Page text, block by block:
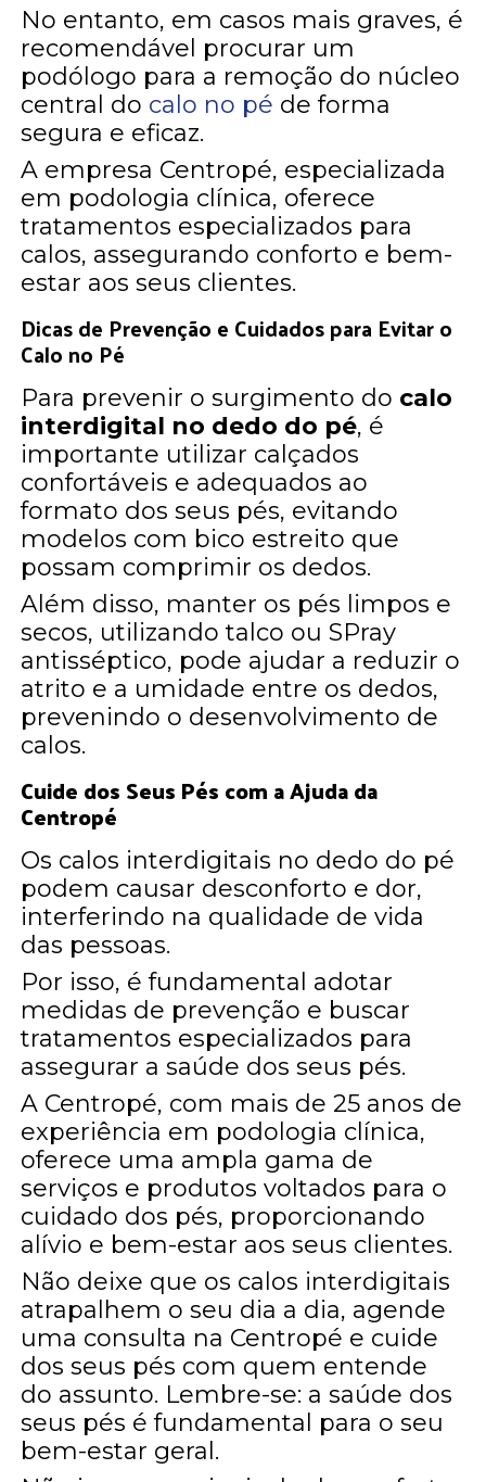
No entanto, em casos mais graves, é
recomendável procurar um
podólogo para a remoção do núcleo
central do calo no pé de forma
segura e eficaz.
A empresa Centropé, especializada
em podologia clínica, oferece
tratamentos especializados para
calos, assegurando conforto e bem-
estar aos seus clientes.
Dicas de Prevenção e Cuidados para Evitar o
Calo no Pé
Para prevenir o surgimento do calo
interdigital no dedo do pé, é
importante utilizar calçados
confortáveis e adequados ao
formato dos seus pés, evitando
modelos com bico estreito que
possam comprimir os dedos.
Além disso, manter os pés limpos e
secos, utilizando talco ou SPray
antisséptico, pode ajudar a reduzir o
atrito e a umidade entre os dedos,
prevenindo o desenvolvimento de
calos.
Cuide dos Seus Pés com a Ajuda da
Centropé
Os calos interdigitais no dedo do pé
podem causar desconforto e dor,
interferindo na qualidade de vida
das pessoas.
Por isso, é fundamental adotar
medidas de prevenção e buscar
tratamentos especializados para
assegurar a saúde dos seus pés.
A Centropé, com mais de 25 anos de
experiência em podologia clínica,
oferece uma ampla gama de
serviços e produtos voltados para o
cuidado dos pés, proporcionando
alívio e bem-estar aos seus clientes.
Não deixe que os calos interdigitais
atrapalhem o seu dia a dia, agende
uma consulta na Centropé e cuide
dos seus pés com quem entende
do assunto. Lembre-se: a saúde dos
seus pés é fundamental para o seu
bem-estar geral.